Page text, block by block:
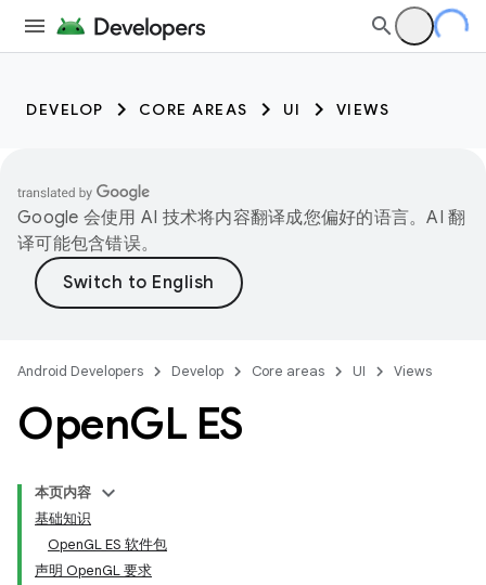
DEVELOP CORE AREAS UI VIEWS
Google 会使用 AI 技术将内容翻译成您偏好的语言。AI 翻
译可能包含错误。
Android Developers Develop Core areas UI Views
OpenGL ES
本页内容
基础知识
OpenGL ES 软件包
声明 OpenGL 要求